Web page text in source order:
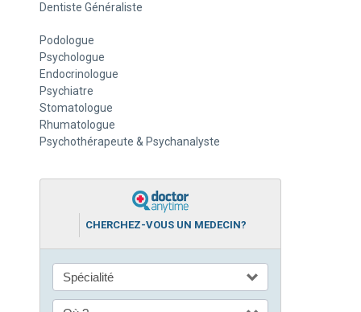
Dentiste Généraliste
Podologue
Psychologue
Endocrinologue
Psychiatre
Stomatologue
Rhumatologue
Psychothérapeute & Psychanalyste
CHERCHEZ-VOUS UN MEDECIN?